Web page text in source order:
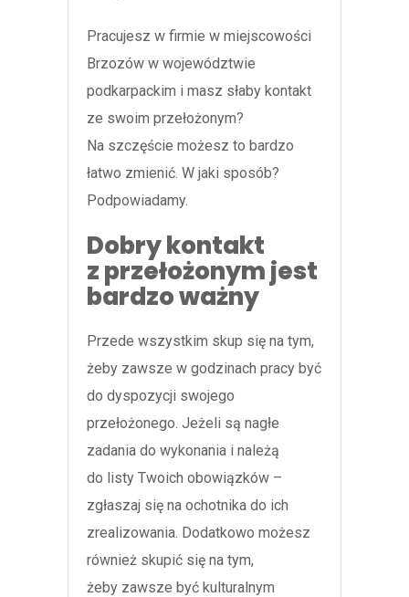
Pracujesz w firmie w miejscowości
Brzozów w województwie
podkarpackim i masz słaby kontakt
ze swoim przełożonym?
Na szczęście możesz to bardzo
łatwo zmienić. W jaki sposób?
Podpowiadamy.
Dobry kontakt
z przełożonym jest
bardzo ważny
Przede wszystkim skup się na tym,
żeby zawsze w godzinach pracy być
do dyspozycji swojego
przełożonego. Jeżeli są nagłe
zadania do wykonania i należą
do listy Twoich obowiązków –
zgłaszaj się na ochotnika do ich
zrealizowania. Dodatkowo możesz
również skupić się na tym,
żeby zawsze być kulturalnym